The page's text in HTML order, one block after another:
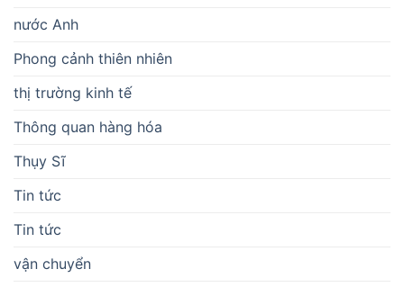
nước Anh
Phong cảnh thiên nhiên
thị trường kinh tế
Thông quan hàng hóa
Thụy Sĩ
Tin tức
Tin tức
vận chuyển